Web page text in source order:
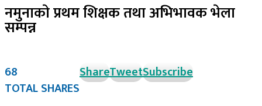
नमुनाकाे प्रथम शिक्षक तथा अभिभावक भेला
सम्पन्न
68
TOTAL SHARES
ShareTweetSubscribe